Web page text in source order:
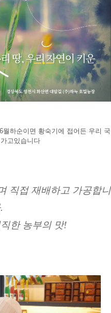
하순이면 황숙기에 접어든 우리 국
고있습니다
직접 재배하고 가공합니
한 농부의 맛!